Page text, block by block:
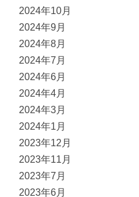
2024年10月
2024年9月
2024年8月
2024年7月
2024年6月
2024年4月
2024年3月
2024年1月
2023年12月
2023年11月
2023年7月
2023年6月